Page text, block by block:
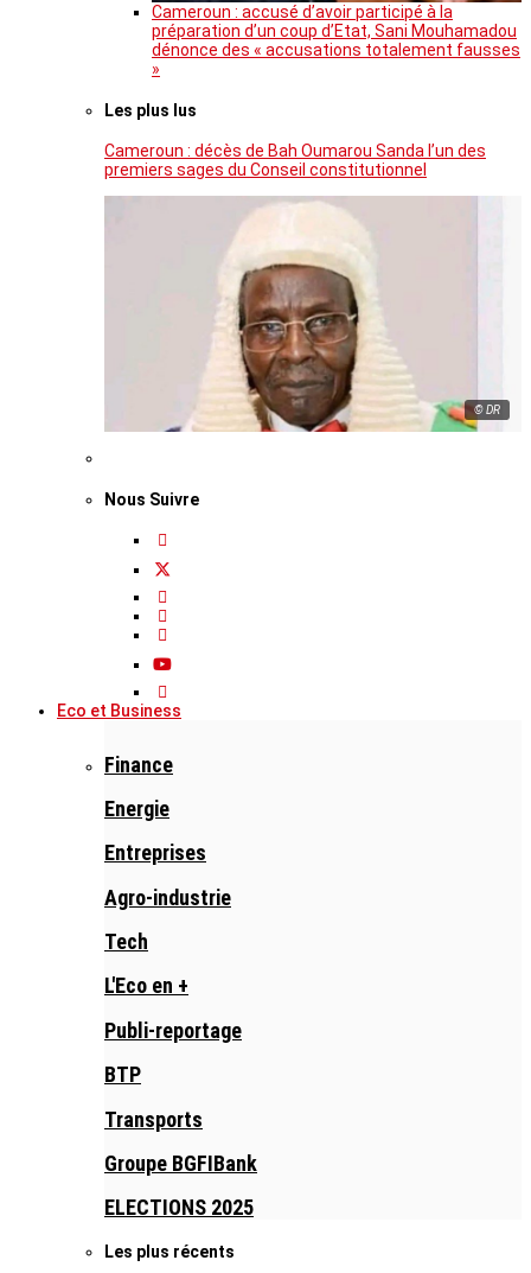
Cameroun : accusé d’avoir participé à la
préparation d’un coup d’Etat, Sani Mouhamadou
dénonce des « accusations totalement fausses
»
Les plus lus
Cameroun : décès de Bah Oumarou Sanda l’un des
premiers sages du Conseil constitutionnel
© DR
Nous Suivre
Eco et Business
Finance
Energie
Entreprises
Agro-industrie
Tech
L'Eco en +
Publi-reportage
BTP
Transports
Groupe BGFIBank
ELECTIONS 2025
Les plus récents